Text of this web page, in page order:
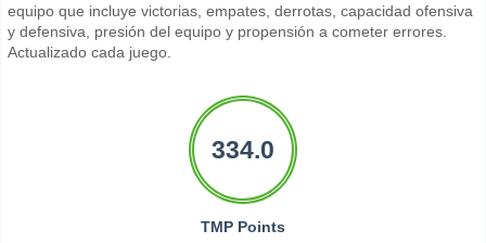
equipo que incluye victorias, empates, derrotas, capacidad ofensiva
y defensiva, presión del equipo y propensión a cometer errores.
Actualizado cada juego.
334.0
TMP Points